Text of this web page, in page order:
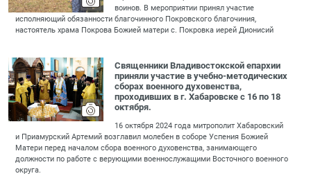
воинов. В мероприятии принял участие
исполняющий обязанности благочинного Покровского благочиния,
настоятель храма Покрова Божией матери с. Покровка иерей Дионисий
Священники Владивостокской епархии
приняли участие в учебно-методических
сборах военного духовенства,
проходивших в г. Хабаровске с 16 по 18
октября.
16 октября 2024 года митрополит Хабаровский
и Приамурский Артемий возглавил молебен в соборе Успения Божией
Матери перед началом сбора военного духовенства, занимающего
должности по работе с верующими военнослужащими Восточного военного
округа.